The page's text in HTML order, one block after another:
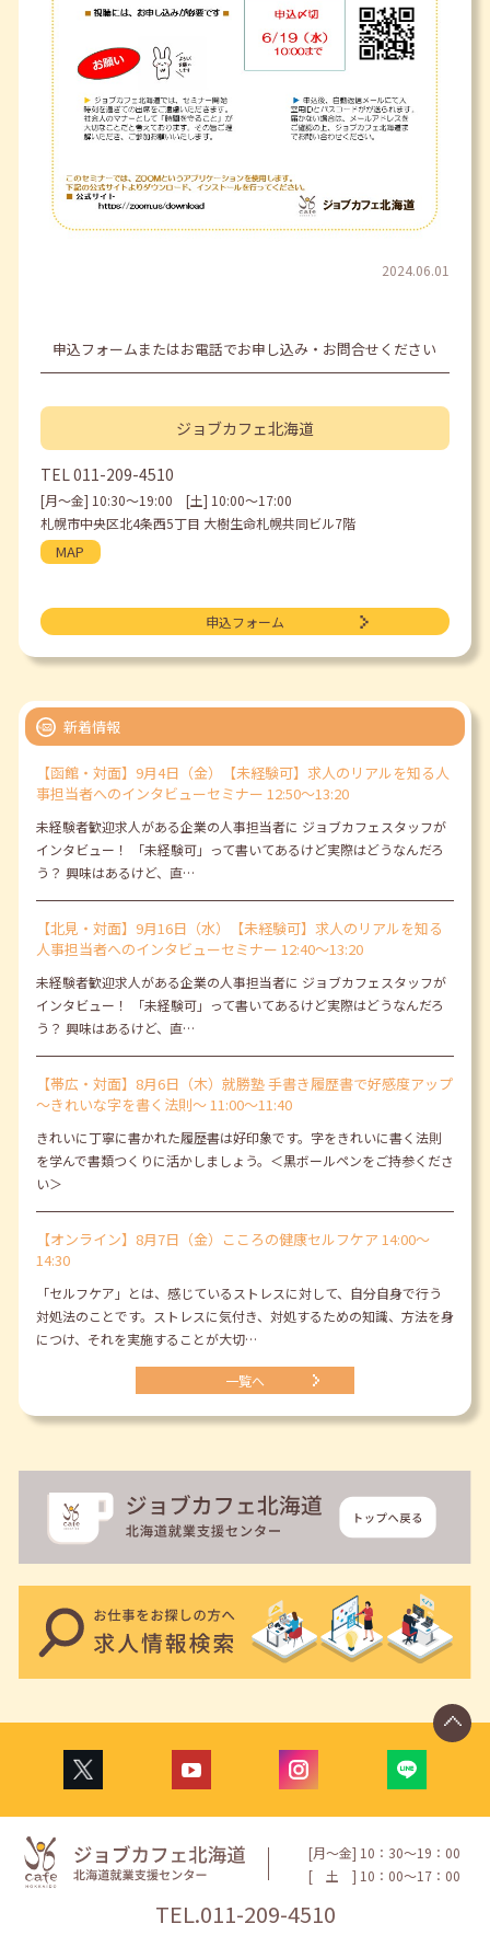
2024.06.01
申込フォームまたはお電話でお申し込み・お問合せください
ジョブカフェ北海道
TEL011-209-4510
[月〜金] 10:30〜19:00 [土] 10:00〜17:00
札幌市中央区北4条西5丁目 大樹生命札幌共同ビル7階
MAP
申込フォーム
新着情報
【函館・対面】9月4日（金）【未経験可】求人のリアルを知る人
事担当者へのインタビューセミナー 12:50～13:20
未経験者歓迎求人がある企業の人事担当者に ジョブカフェスタッフが
インタビュー！ 「未経験可」って書いてあるけど実際はどうなんだろ
う？ 興味はあるけど、直…
【北見・対面】9月16日（水）【未経験可】求人のリアルを知る
人事担当者へのインタビューセミナー 12:40～13:20
未経験者歓迎求人がある企業の人事担当者に ジョブカフェスタッフが
インタビュー！ 「未経験可」って書いてあるけど実際はどうなんだろ
う？ 興味はあるけど、直…
【帯広・対面】8月6日（木）就勝塾 手書き履歴書で好感度アップ
～きれいな字を書く法則～ 11:00～11:40
きれいに丁寧に書かれた履歴書は好印象です。字をきれいに書く法則
を学んで書類つくりに活かしましょう。＜黒ボールペンをご持参くださ
い＞
【オンライン】8月7日（金）こころの健康セルフケア 14:00～
14:30
「セルフケア」とは、感じているストレスに対して、自分自身で行う
対処法のことです。ストレスに気付き、対処するための知識、方法を身
につけ、それを実施することが大切…
一覧へ
[月〜金] 10：30〜19：00
[
土 ] 10：00〜17：00
TEL.011-209-4510